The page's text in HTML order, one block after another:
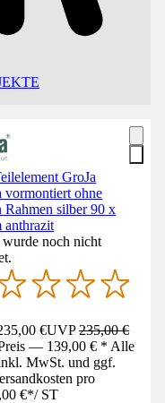
GroJa
vormontiert ohne
Rahmen silber 90 x
anthrazit
noch nicht
€UVP235,00 €
— 139,00 € * Alle
MwSt. und ggf.
pro
€*/ ST